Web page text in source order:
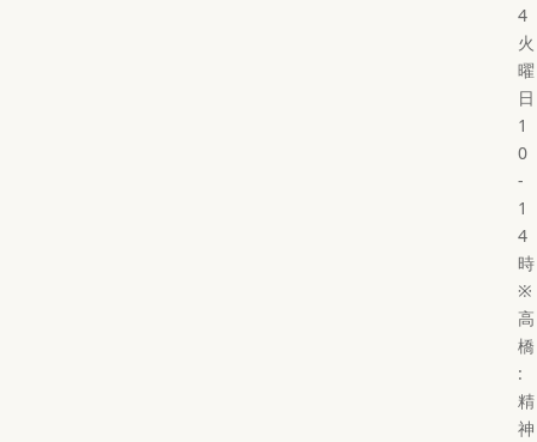
4
火
曜
日
1
0
-
1
4
時
※
高
橋
:
精
神